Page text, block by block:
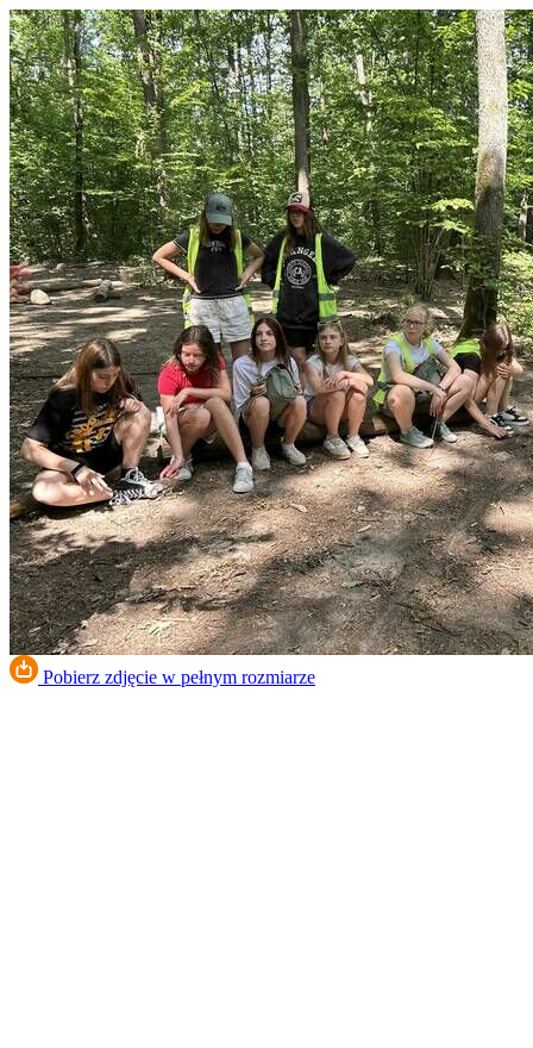
Pobierz zdjęcie w pełnym rozmiarze